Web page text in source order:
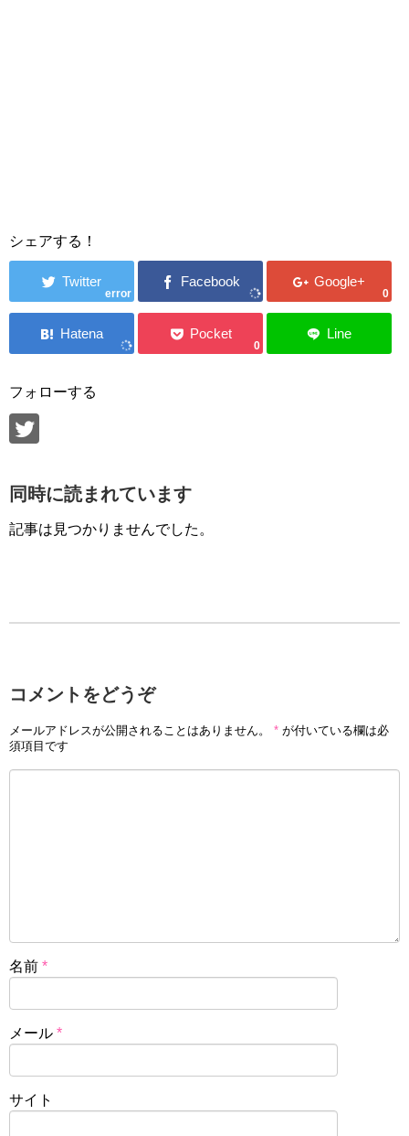
シェアする！
error 0
0
フォローする
同時に読まれています
記事は見つかりませんでした。
コメントをどうぞ
メールアドレスが公開されることはありません。 * が付いている欄は必
須項目です
名前 *
メール *
サイト